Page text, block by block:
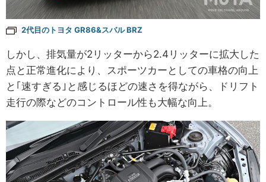
2代目のトヨタ GR86&スバル BRZ
しかし、排気量が2リッターから2.4リッターに拡大した
点と正常進化により、スポーツカーとしての車格の向上
と｢速すぎる｣と感じるほどの速さを得ながら、ドリフト
走行の際などのコントロール性も大幅な向上。